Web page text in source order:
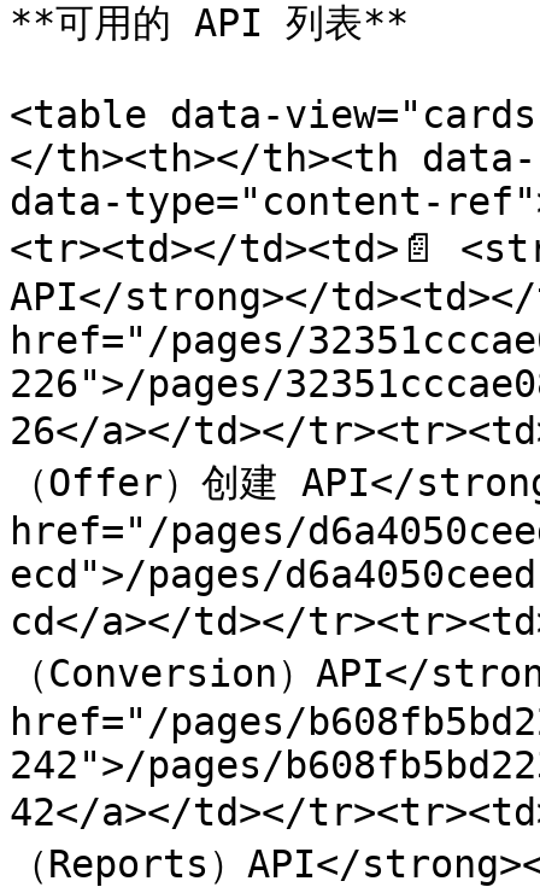
**可用的 API 列表**
<table data-
</th><th></th><th
data-type="content-
<tr><td></td><td>📄
API</strong></
href="/pages/
226">/pages/
26</a></td></
（Offer）创建 API</
href="/pages/
ecd">/pages/
cd</a></td></
（Conversion）API</
href="/pages/
242">/pages/
42</a></td></
（Reports）API</